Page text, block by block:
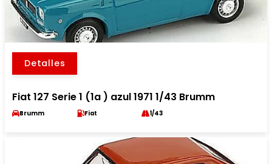
Detalles
Fiat 127 Serie 1 (1a ) azul 1971 1/43 Brumm
Brumm Fiat 1/43